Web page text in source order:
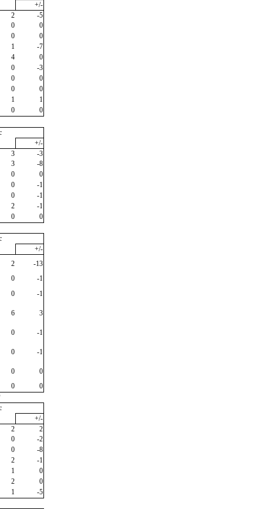
+/-
2
-5
0
0
0
0
1
-7
4
0
0
-3
0
0
0
0
1
1
0
0
+/-
3
-3
3
-8
0
0
0
-1
0
-1
2
-1
0
0
+/-
2
-13
0
-1
0
-1
6
3
0
-1
0
-1
0
0
0
0
+/-
2
2
0
-2
0
-8
2
-1
1
0
2
0
1
-5